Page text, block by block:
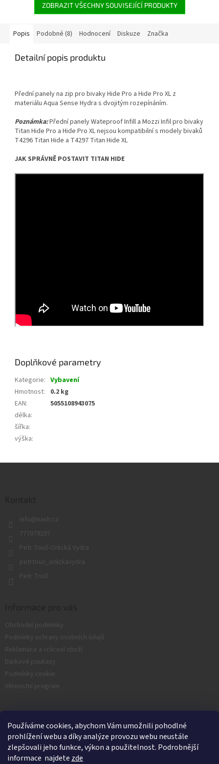
Používáme cookies, abychom Vám umožnili pohodlné
prohlížení webu a díky analýze provozu webu neustále
zlepšovali jeho funkce, výkon a použitelnost. Podrobnější
informace najdete zde
ZOBRAZIT VŠECHNY SOUVISEJÍCÍ PRODUKTY
Popis Podobné (8) Hodnocení Diskuze Značka
Detailní popis produktu
Přední panely na zip pro bivaky Hide Pro a Hide Pro XL z
materiálu Aqua Sense Hydra s dvojitým rozepínáním.
Poznámka:Přední panely Wateproof Infill a Mozzi Infil pro bivaky
Titan Hide Pro a Hide Pro XL nejsou kompatibilní s modely bivaků
T4296 Titan Hide a T4297 Titan Hide XL
JAK SPRÁVNĚ POSTAVIT TITAN HIDE
Doplňkové parametry
Kategorie: Vybavení
Hmotnost:
0.2 kg
EAN:
5055108943075
délka:
šířka:
výška:
info@nash.cz
777079297
Petr Touš-Orlická Vydra
petrtous_orlickavydra
Petr Touš
Obchodní podmínky
Podmínky ochrany osobních údajů
Reklamace a vrácení zboží
Dárkové poukazy
Podmínky cookie
Věrnostní program
Facebook